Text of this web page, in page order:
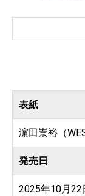
表紙
濵田崇裕（
発売日
2025年10月22